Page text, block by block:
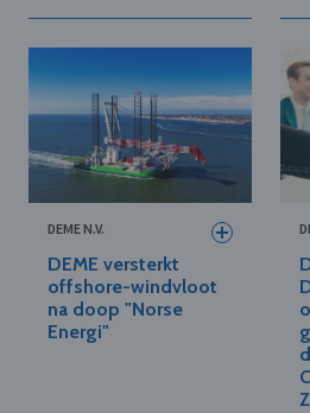
DEME N.V.
DEME versterkt
offshore-windvloot
na doop "Norse
Energi"